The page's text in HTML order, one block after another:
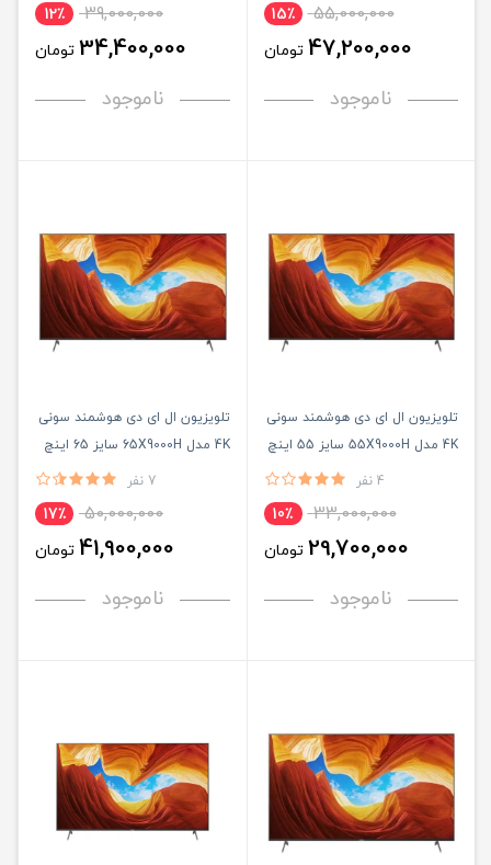
55,000,000 15٪
47,200,000 تومان
ناموجود
39,000,000 12٪
34,400,000 تومان
ناموجود
تلویزیون ال ای دی هوشمند سونی
4K مدل 55X9000H سایز 55 اینچ
4 نفر
33,000,000 10٪
29,700,000 تومان
ناموجود
تلویزیون ال ای دی هوشمند سونی
4K مدل 65X9000H سایز 65 اینچ
7 نفر
50,000,000 17٪
41,900,000 تومان
ناموجود